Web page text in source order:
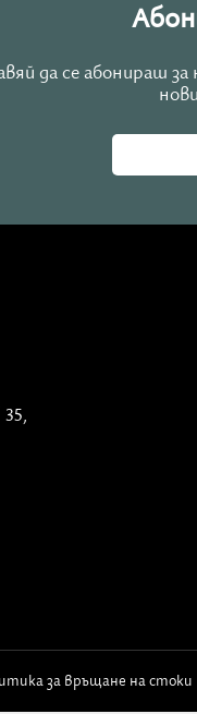
да се абонираш
за връщане на стоки